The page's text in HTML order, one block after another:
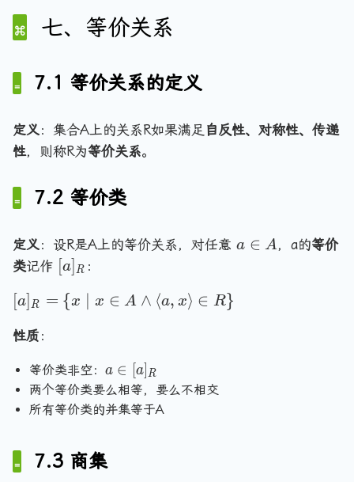
g
le
}
r
a
e,
n
gl
1,
\
a
n
gl
R
)
q
u
d
\t
ex
t{
（
般
情
况
下
）
}
七、等价关系
7.1 等价关系的定义
定义：集合A上的关系R如果满足 自反性、对称性、传递
性，则称R为等价关系。
7.2 等价类
定义：设R是A上的等价关系，对任意 a
a ∈ A，a的等价
类记作 [a R ：
[a
R
\
{
x
m
id
a R = {x x ∈ A ∧ ⟨a, x⟩ ∈ R}
性质 ：
等价类非空： a
\
i
a
a ∈ a] R
两个等价类要么相等，要么不相交
所有等价类的并集等于A
7.3 商集